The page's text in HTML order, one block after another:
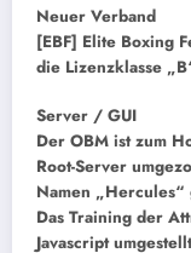
Neuer Verband
[EBF] Elite Boxing
die Lizenzklasse
Server / GUI
Der OBM ist zum
Root-Server
Namen „Hercules“
Das Training der
Javascript